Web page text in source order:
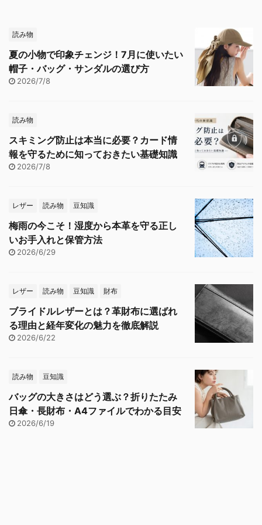
読み物
夏の小物で印象チェンジ！7月に使いたい
帽子・バッグ・サンダルの選び方
2026/7/8
読み物
スキミング防止は本当に必要？カード情
報を守るために知っておきたい基礎知識
2026/7/8
レザー 読み物 豆知識
梅雨の今こそ！湿度から本革を守る正し
いお手入れと保管方法
2026/6/29
レザー 読み物 豆知識 財布
ブライドルレザーとは？革財布に選ばれ
る理由と経年変化の魅力を徹底解説
2026/6/22
読み物 豆知識
バッグの大きさはどう選ぶ？折りたたみ
日傘・長財布・A4ファイルでわかる目安
2026/6/19